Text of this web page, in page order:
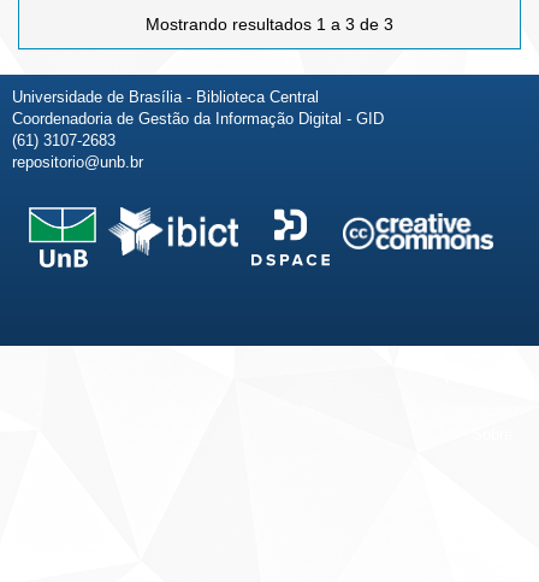
Mostrando resultados 1 a 3 de 3
Universidade de Brasília - Biblioteca Central
Coordenadoria de Gestão da Informação Digital - GID
(61) 3107-2683
repositorio@unb.br